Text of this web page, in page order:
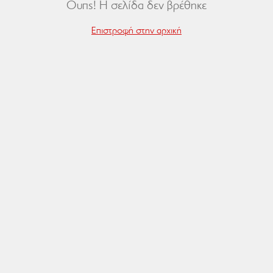
Ουπς! Η σελίδα δεν βρέθηκε
Επιστροφή στην αρχική